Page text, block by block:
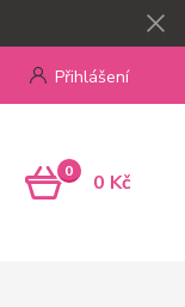
Přihlášení
0 0 Kč